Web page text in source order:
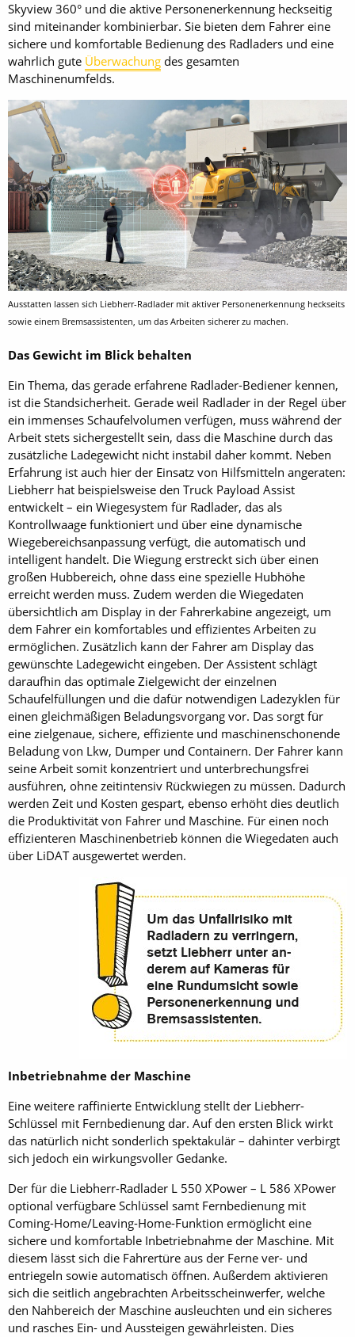
Skyview 360° und die aktive Personenerkennung heckseitig
sind miteinander kombinierbar. Sie bieten dem Fahrer eine
sichere und komfortable Bedienung des Radladers und eine
wahrlich gute Überwachung des gesamten
Maschinenumfelds.
Ausstatten lassen sich Liebherr-Radlader mit aktiver Personenerkennung heckseits
sowie einem Bremsassistenten, um das Arbeiten sicherer zu machen.
Das Gewicht im Blick behalten
Ein Thema, das gerade erfahrene Radlader-Bediener kennen,
ist die Standsicherheit. Gerade weil Radlader in der Regel über
ein immenses Schaufelvolumen verfügen, muss während der
Arbeit stets sichergestellt sein, dass die Maschine durch das
zusätzliche Ladegewicht nicht instabil daher kommt. Neben
Erfahrung ist auch hier der Einsatz von Hilfsmitteln angeraten:
Liebherr hat beispielsweise den Truck Payload Assist
entwickelt – ein Wiegesystem für Radlader, das als
Kontrollwaage funktioniert und über eine dynamische
Wiegebereichsanpassung verfügt, die automatisch und
intelligent handelt. Die Wiegung erstreckt sich über einen
großen Hubbereich, ohne dass eine spezielle Hubhöhe
erreicht werden muss. Zudem werden die Wiegedaten
übersichtlich am Display in der Fahrerkabine angezeigt, um
dem Fahrer ein komfortables und effizientes Arbeiten zu
ermöglichen. Zusätzlich kann der Fahrer am Display das
gewünschte Ladegewicht eingeben. Der Assistent schlägt
daraufhin das optimale Zielgewicht der einzelnen
Schaufelfüllungen und die dafür notwendigen Ladezyklen für
einen gleichmäßigen Beladungsvorgang vor. Das sorgt für
eine zielgenaue, sichere, effiziente und maschinenschonende
Beladung von Lkw, Dumper und Containern. Der Fahrer kann
seine Arbeit somit konzentriert und unterbrechungsfrei
ausführen, ohne zeitintensiv Rückwiegen zu müssen. Dadurch
werden Zeit und Kosten gespart, ebenso erhöht dies deutlich
die Produktivität von Fahrer und Maschine. Für einen noch
effizienteren Maschinenbetrieb können die Wiegedaten auch
über LiDAT ausgewertet werden.
Inbetriebnahme der Maschine
Eine weitere raffinierte Entwicklung stellt der Liebherr-
Schlüssel mit Fernbedienung dar. Auf den ersten Blick wirkt
das natürlich nicht sonderlich spektakulär – dahinter verbirgt
sich jedoch ein wirkungsvoller Gedanke.
Der für die Liebherr-Radlader L 550 XPower – L 586 XPower
optional verfügbare Schlüssel samt Fernbedienung mit
Coming-Home/Leaving-Home-Funktion ermöglicht eine
sichere und komfortable Inbetriebnahme der Maschine. Mit
diesem lässt sich die Fahrertüre aus der Ferne ver- und
entriegeln sowie automatisch öffnen. Außerdem aktivieren
sich die seitlich angebrachten Arbeitsscheinwerfer, welche
den Nahbereich der Maschine ausleuchten und ein sicheres
und rasches Ein- und Aussteigen gewährleisten. Dies